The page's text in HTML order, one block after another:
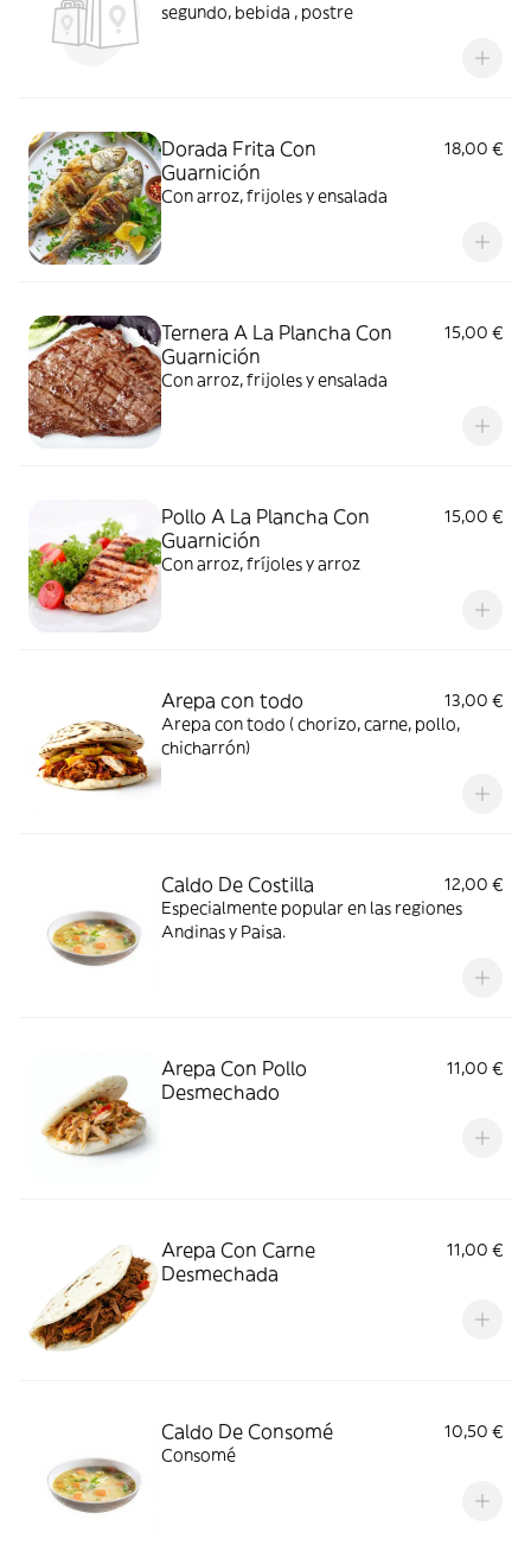
segundo, bebida , postre
Dorada Frita Con
Guarnición
18,00 €
Con arroz, frijoles y ensalada
Ternera A La Plancha Con
Guarnición
15,00 €
Con arroz, frijoles y ensalada
Pollo A La Plancha Con
Guarnición
15,00 €
Con arroz, fríjoles y arroz
Arepa con todo
13,00 €
Arepa con todo ( chorizo, carne, pollo,
chicharrón)
Caldo De Costilla
12,00 €
Especialmente popular en las regiones
Andinas y Paisa.
Arepa Con Pollo
Desmechado
11,00 €
Arepa Con Carne
Desmechada
11,00 €
Caldo De Consomé
10,50 €
Consomé